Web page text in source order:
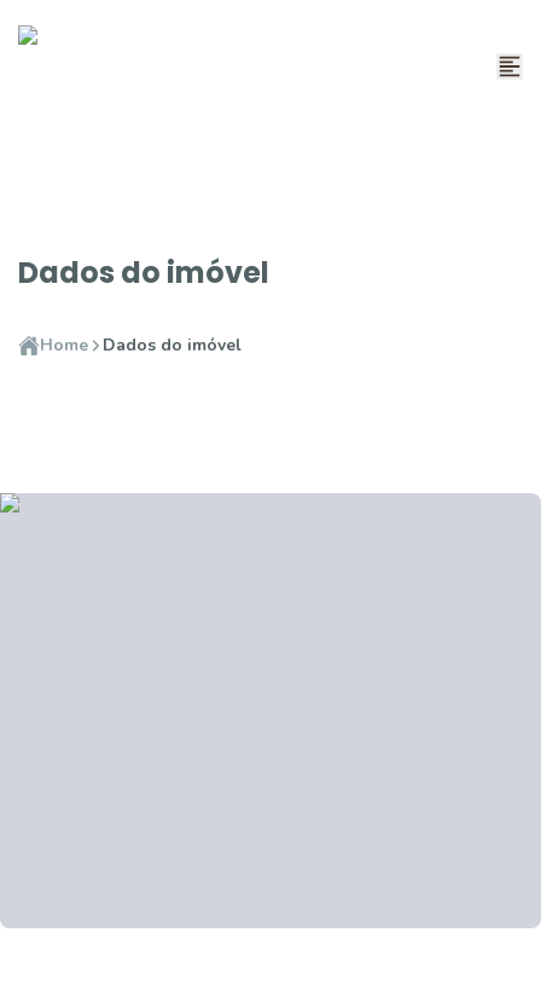
Dados do imóvel
Home Dados do imóvel